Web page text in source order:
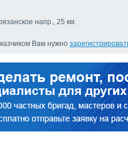
напр., 25 км.
Вам нужно